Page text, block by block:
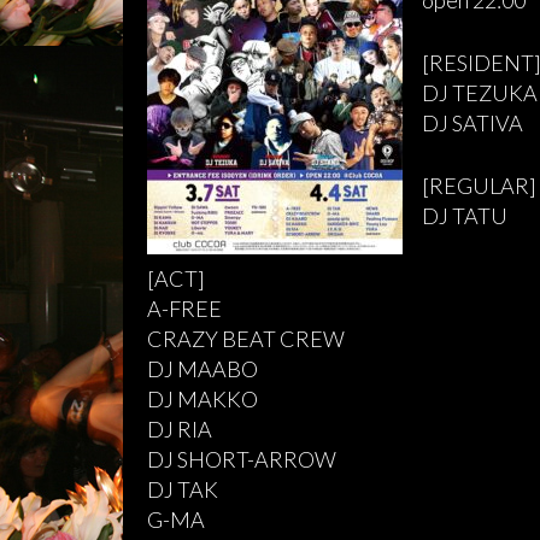
[RESIDENT]
DJ TEZUKA
DJ SATIVA
[REGULAR]
DJ TATU
[ACT]
A-FREE
CRAZY BEAT CREW
DJ MAABO
DJ MAKKO
DJ RIA
DJ SHORT-ARROW
DJ TAK
G-MA